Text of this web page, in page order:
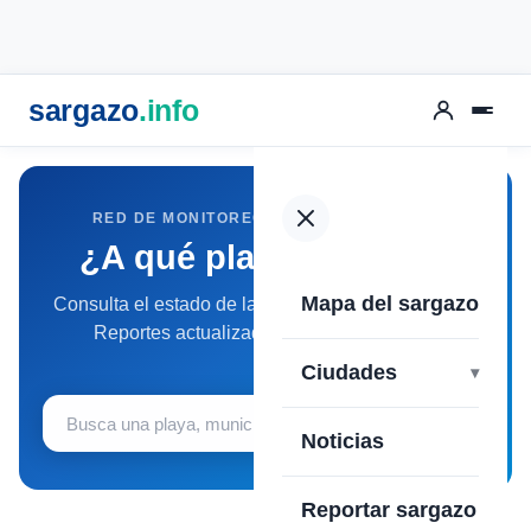
sargazo.info
Mapa del sargazo
Ciudades
Noticias
Reportar sargazo
RED DE MONITOREO DEL SARGAZO 2026
¿A qué playa vas hoy?
Consulta el estado de las playas con Sargazo Info.
Reportes actualizados por la comunidad.